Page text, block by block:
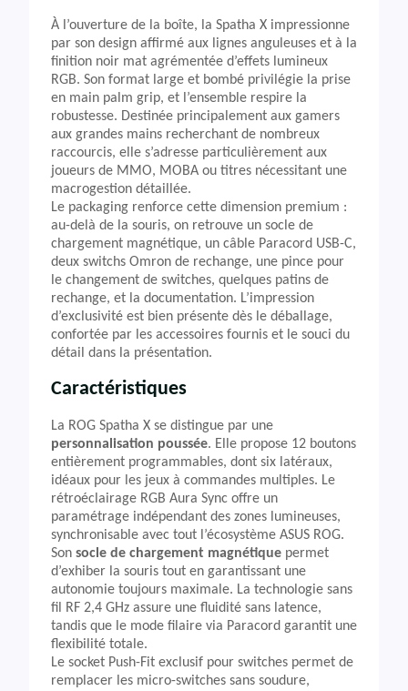
À l’ouverture de la boîte, la Spatha X impressionne
par son design affirmé aux lignes anguleuses et à la
finition noir mat agrémentée d’effets lumineux
RGB. Son format large et bombé privilégie la prise
en main palm grip, et l’ensemble respire la
robustesse. Destinée principalement aux gamers
aux grandes mains recherchant de nombreux
raccourcis, elle s’adresse particulièrement aux
joueurs de MMO, MOBA ou titres nécessitant une
macrogestion détaillée.
Le packaging renforce cette dimension premium :
au-delà de la souris, on retrouve un socle de
chargement magnétique, un câble Paracord USB-C,
deux switchs Omron de rechange, une pince pour
le changement de switches, quelques patins de
rechange, et la documentation. L’impression
d’exclusivité est bien présente dès le déballage,
confortée par les accessoires fournis et le souci du
détail dans la présentation.
Caractéristiques
La ROG Spatha X se distingue par une
personnalisation poussée. Elle propose 12 boutons
entièrement programmables, dont six latéraux,
idéaux pour les jeux à commandes multiples. Le
rétroéclairage RGB Aura Sync offre un
paramétrage indépendant des zones lumineuses,
synchronisable avec tout l’écosystème ASUS ROG.
Son socle de chargement magnétique permet
d’exhiber la souris tout en garantissant une
autonomie toujours maximale. La technologie sans
fil RF 2,4 GHz assure une fluidité sans latence,
tandis que le mode filaire via Paracord garantit une
flexibilité totale.
Le socket Push-Fit exclusif pour switches permet de
remplacer les micro-switches sans soudure,